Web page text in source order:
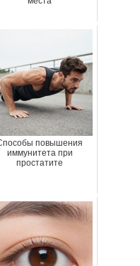
повышения
иммунитета при
простатите